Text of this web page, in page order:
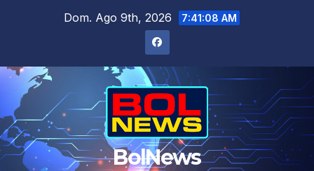
Dom. Ago 9th, 2026 7:41:08 AM
BolNews